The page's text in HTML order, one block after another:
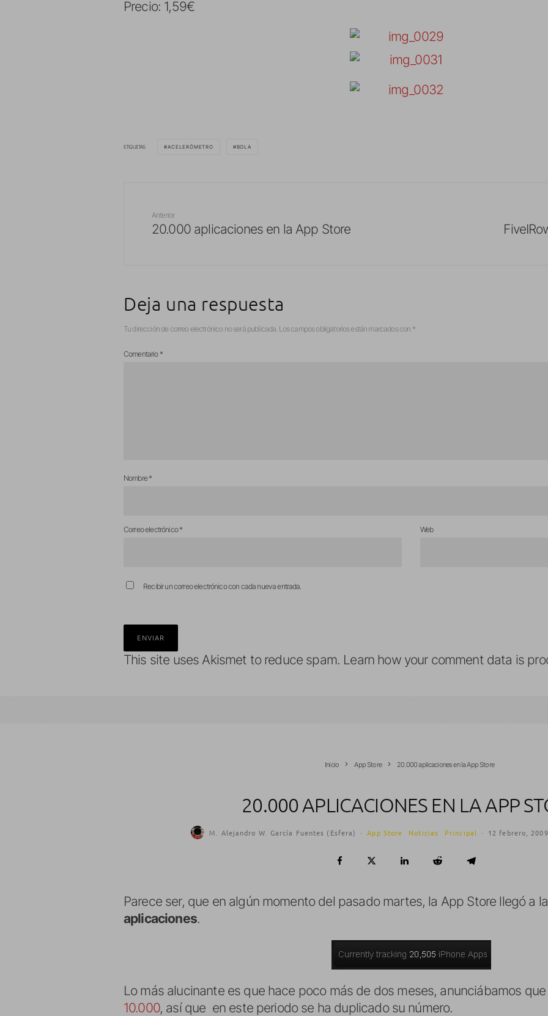
Precio: 1,59€
ETIQUETAS ACELERÓMETRO BOLA
Anterior
20.000 aplicaciones en la App Store
Deja una respuesta
Tu dirección de correo electrónico no será publicada. Los campos obligatorios están marcados con *
Comentario *
Nombre*
Correo electrónico* Web
Recibir un correo electrónico con cada nueva entrada.
This site uses Akismet to reduce spam. Learn how your comment data is
Inicio App Store 20.000 aplicaciones en la App Store
20.000 APLICACIONES EN LA APP
M. Alejandro W. García Fuentes (Esfera) · App Store Noticias Principal · 12 febrero, 2009
Parece ser, que en algún momento del pasado martes, la App Store llegó a
aplicaciones.
Lo más alucinante es que hace poco más de dos meses, anunciábamos
10.000, así que en este periodo se ha duplicado su número.